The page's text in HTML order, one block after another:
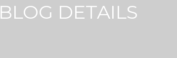
BLOG DETAILS